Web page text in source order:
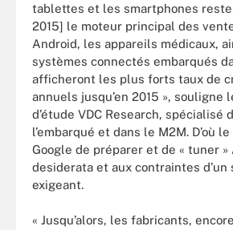
tablettes et les smartphones
2015] le moteur principal des
Android, les appareils médicaux,
systèmes connectés embarqués
afficheront les plus forts taux de
annuels jusqu’en 2015 », souligne
d’étude VDC Research, spécialisé
l’embarqué et dans le M2M. D’où
Google de préparer et de « tuner »
desiderata et aux contraintes
exigeant.
« Jusqu’alors, les fabricants,